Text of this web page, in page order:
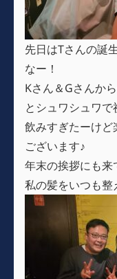
先日はTさんの誕
なー！
Kさん＆Gさんか
とシュワシュワ
飲みすぎたーけど
ございます♪
年末の挨拶にも来
私の髪をいつも整